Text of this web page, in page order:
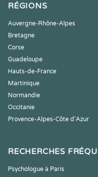
RÉGIONS
Auvergne-Rhône-Alpes
Bretagne
Corse
Guadeloupe
Hauts-de-France
Martinique
Normandie
Occitanie
Provence-Alpes-Côte d'Azur
RECHERCHES
Psychologue à Paris